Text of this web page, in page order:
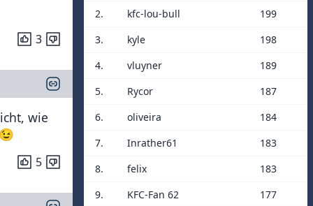
3
wie
5
2.
kfc-lou-bull
199
3.
kyle
198
4.
vluyner
189
5.
Rycor
187
6.
oliveira
184
7.
Inrather61
183
8.
felix
183
9.
KFC-Fan 62
177